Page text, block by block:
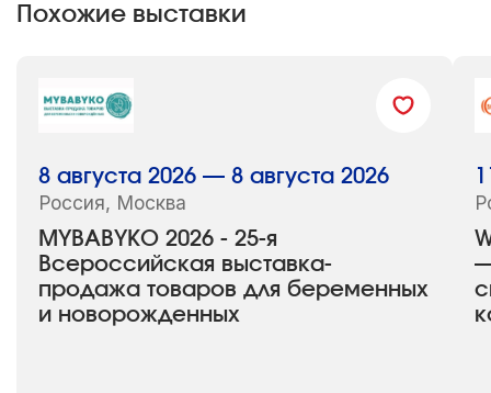
Похожие выставки
MYBABYKO 2026 - 25-я
Всероссийская выставка-
продажа товаров для беременных
и новорожденных
8 августа 2026 — 8 августа 2026
Россия, Москва